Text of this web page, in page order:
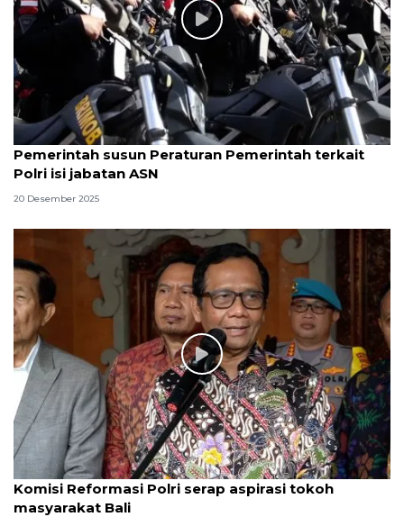
Pemerintah susun Peraturan Pemerintah terkait
Polri isi jabatan ASN
20 Desember 2025
Komisi Reformasi Polri serap aspirasi tokoh
masyarakat Bali